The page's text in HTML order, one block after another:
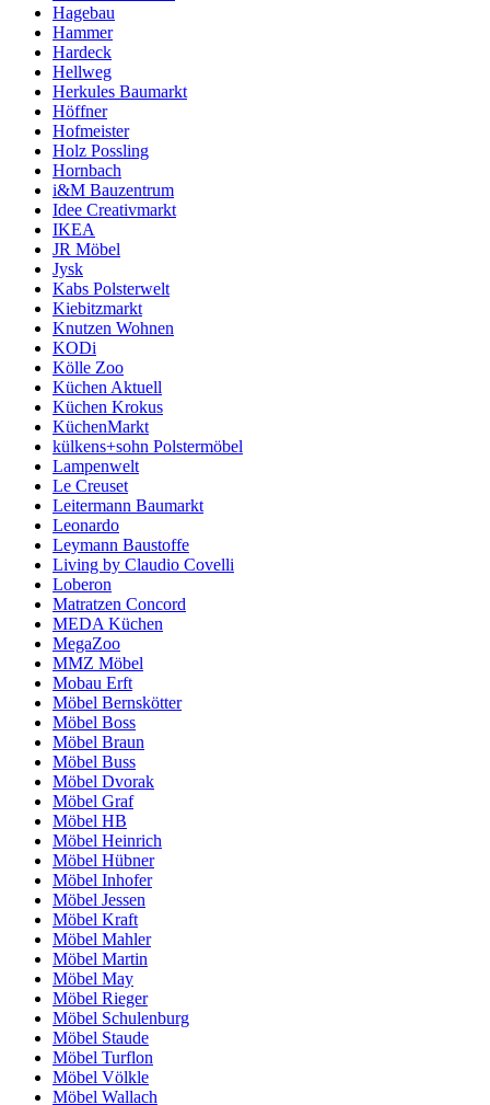
Hagebau
Hammer
Hardeck
Hellweg
Herkules Baumarkt
Höffner
Hofmeister
Holz Possling
Hornbach
i&M Bauzentrum
Idee Creativmarkt
IKEA
JR Möbel
Jysk
Kabs Polsterwelt
Kiebitzmarkt
Knutzen Wohnen
KODi
Kölle Zoo
Küchen Aktuell
Küchen Krokus
KüchenMarkt
külkens+sohn Polstermöbel
Lampenwelt
Le Creuset
Leitermann Baumarkt
Leonardo
Leymann Baustoffe
Living by Claudio Covelli
Loberon
Matratzen Concord
MEDA Küchen
MegaZoo
MMZ Möbel
Mobau Erft
Möbel Bernskötter
Möbel Boss
Möbel Braun
Möbel Buss
Möbel Dvorak
Möbel Graf
Möbel HB
Möbel Heinrich
Möbel Hübner
Möbel Inhofer
Möbel Jessen
Möbel Kraft
Möbel Mahler
Möbel Martin
Möbel May
Möbel Rieger
Möbel Schulenburg
Möbel Staude
Möbel Turflon
Möbel Völkle
Möbel Wallach